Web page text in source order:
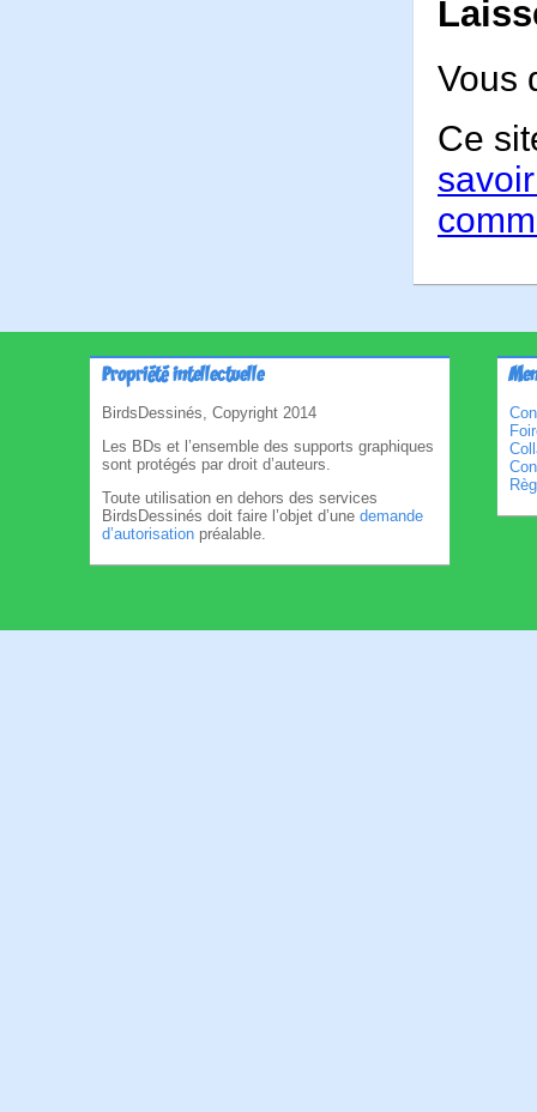
Vous
Ce
Propriété intellectuelle
BirdsDessinés, Copyright 2014
Les BDs et l’ensemble des supports graphiques
sont protégés par droit d’auteurs.
Toute utilisation en dehors des services
BirdsDessinés doit faire l’objet d’une demande
d’autorisation préalable.